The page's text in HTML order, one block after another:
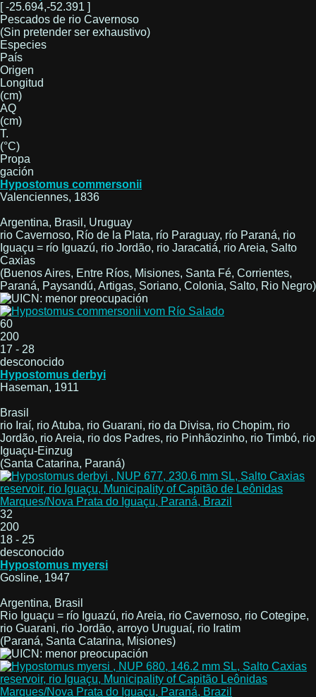
[ -25.694,-52.391 ]
Pescados de rio Cavernoso
(Sin pretender ser exhaustivo)
Especies
País
Origen
Longitud
(cm)
AQ
(cm)
T.
(°C)
Propa
gación
Hypostomus commersonii
Valenciennes, 1836
Argentina, Brasil, Uruguay
rio Cavernoso, Río de la Plata, río Paraguay, río Paraná, rio
Iguaçu = río Iguazú, rio Jordão, rio Jaracatiá, rio Areia, Salto
Caxias
(Buenos Aires, Entre Ríos, Misiones, Santa Fé, Corrientes,
Paraná, Paysandú, Artigas, Soriano, Colonia, Salto, Rio Negro)
60
200
17 - 28
desconocido
Hypostomus derbyi
Haseman, 1911
Brasil
rio Iraí, rio Atuba, rio Guarani, rio da Divisa, rio Chopim, rio
Jordão, rio Areia, rio dos Padres, rio Pinhãozinho, rio Timbó, rio
Iguaçu-Einzug
(Santa Catarina, Paraná)
32
200
18 - 25
desconocido
Hypostomus myersi
Gosline, 1947
Argentina, Brasil
Rio Iguaçu = río Iguazú, rio Areia, rio Cavernoso, rio Cotegipe,
rio Guarani, rio Jordão, arroyo Uruguaí, rio Iratim
(Paraná, Santa Catarina, Misiones)